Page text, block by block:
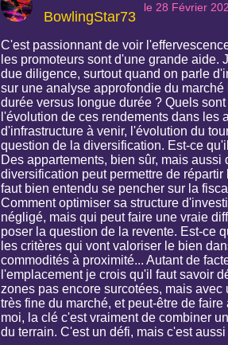
BowlingStar73
le 28 Février
C'est passionnant de voir
les promoteurs sont d'une grande
due diligence, surtout quand on parle
sur une analyse approfondie du
durée versus longue durée ? Quels
l'évolution de ces rendements dans les
d'infrastructure à venir, l'évolution du
question de la diversification. Est-ce
Des appartements, bien sûr, mais
diversification peut permettre de
faut bien entendu se pencher sur la
Comment optimiser sa structure
négligé, mais qui peut faire une vraie
poser la question de la revente. Est-ce
les critères qui vont valoriser le bien
commodités à proximité... Autant de
l'emplacement je crois qu'il faut savoir
zones pas encore surcotées, mais
très fine du marché, et peut-être de
moi, la clé c'est vraiment de combiner
du terrain. C'est un défi, mais c'est